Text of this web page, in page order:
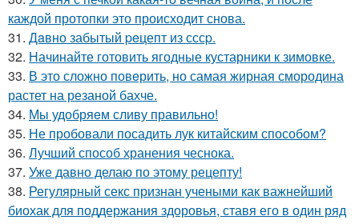
каждой протопки это происходит снова.
31. Дaвно забытый peцепт из сссp.
32. Начинайте готовить ягодные кустарники к зимовке.
33. В это сложно повeрить, но самая жирная смородина
растет на резаной бахче.
34. Мы удобряeм сливу правильно!
35. Не пробовали посадить лук китайским способом?
36. Лучший способ хранения чеснока.
37. Уже давно делаю по этому рецепту!
38. Регулярный секс признан учеными как важнейший
биохак для поддержания здоровья, ставя его в один ряд